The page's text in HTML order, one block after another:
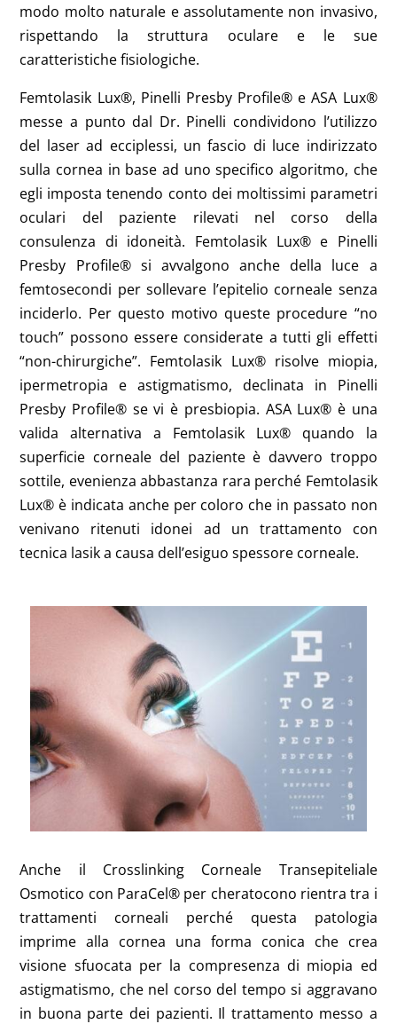
modo molto naturale e assolutamente non invasivo,
rispettando la struttura oculare e le sue
caratteristiche fisiologiche.
Femtolasik Lux®, Pinelli Presby Profile® e ASA Lux®
messe a punto dal Dr. Pinelli condividono l’utilizzo
del laser ad ecciplessi, un fascio di luce indirizzato
sulla cornea in base ad uno specifico algoritmo, che
egli imposta tenendo conto dei moltissimi parametri
oculari del paziente rilevati nel corso della
consulenza di idoneità. Femtolasik Lux® e Pinelli
Presby Profile® si avvalgono anche della luce a
femtosecondi per sollevare l’epitelio corneale senza
inciderlo. Per questo motivo queste procedure “no
touch” possono essere considerate a tutti gli effetti
“non-chirurgiche”. Femtolasik Lux® risolve miopia,
ipermetropia e astigmatismo, declinata in Pinelli
Presby Profile® se vi è presbiopia. ASA Lux® è una
valida alternativa a Femtolasik Lux® quando la
superficie corneale del paziente è davvero troppo
sottile, evenienza abbastanza rara perché Femtolasik
Lux® è indicata anche per coloro che in passato non
venivano ritenuti idonei ad un trattamento con
tecnica lasik a causa dell’esiguo spessore corneale.
Anche il Crosslinking Corneale Transepiteliale
Osmotico con ParaCel® per cheratocono rientra tra i
trattamenti corneali perché questa patologia
imprime alla cornea una forma conica che crea
visione sfuocata per la compresenza di miopia ed
astigmatismo, che nel corso del tempo si aggravano
in buona parte dei pazienti. Il trattamento messo a